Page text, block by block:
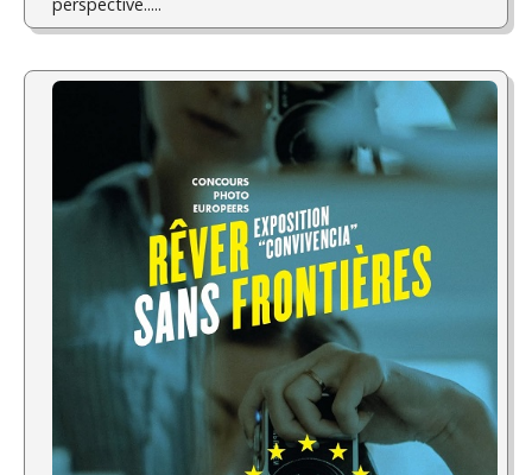
perspective.....